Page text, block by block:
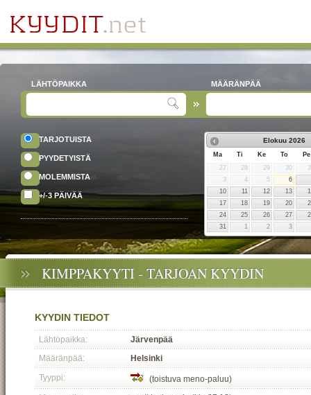
LÄHTÖPAIKKA MÄÄRÄNPÄÄ
TARJOTUISTA
PYYDETYISTÄ
MOLEMMISTA
+/-3 PÄIVÄÄ
Elokuu 2026
Ma Ti Ke To
Pe
27
28 29 30
3
4 5
6
10
11 12 13
17
18 19 20
24
25 26 27
31
1 2 3
KIMPPAKYYTI - TARJOAN KYYDIN
KYYDIN TIEDOT
Lähtöpaikka:
Järvenpää
Määränpää:
Helsinki
Tyyppi:
(toistuva meno-paluu)